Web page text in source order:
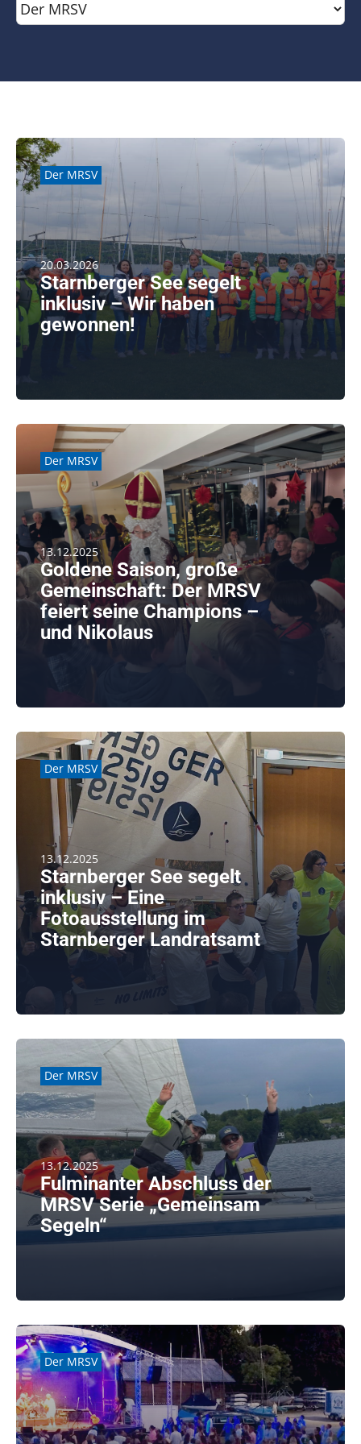
Der MRSV
20.03.2026
Starnberger See segelt
inklusiv – Wir haben
gewonnen!
Jugendföderpreis für das Kooperationsprojekt MRSV /
BYC / DTYC Wir [...]
Der MRSV
13.12.2025
Goldene Saison, große
Gemeinschaft: Der MRSV
feiert seine Champions –
und Nikolaus
Die Siegerfeier am 06.12.2025 im MRSV war auch dieses
Der MRSV
13.12.2025
Starnberger See segelt
inklusiv – Eine
Fotoausstellung im
Starnberger Landratsamt
Der Fotograf Andreas Hein hat in seinen Fotos
unvergessliche Momente [...]
Der MRSV
13.12.2025
Fulminanter Abschluss der
MRSV Serie „Gemeinsam
Segeln“
Inklusives Segeln für Menschen mit psychischen
Der MRSV